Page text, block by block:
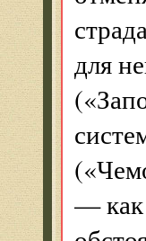
для
— как